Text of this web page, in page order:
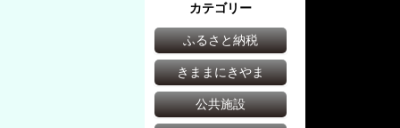
カテゴリー
ふるさと納税
きままにきやま
公共施設